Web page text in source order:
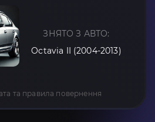
ЗНЯТО З АВТО:
Octavia II (2004-2013)
та правила повернення